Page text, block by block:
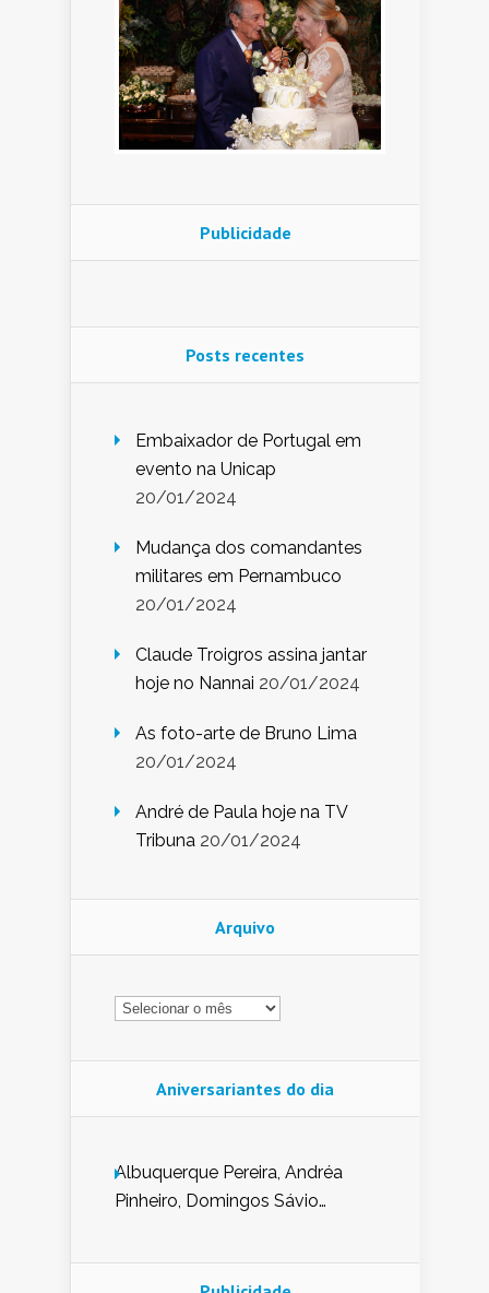
Publicidade
Posts recentes
Embaixador de Portugal em
evento na Unicap
20/01/2024
Mudança dos comandantes
militares em Pernambuco
20/01/2024
Claude Troigros assina jantar
hoje no Nannai 20/01/2024
As foto-arte de Bruno Lima
20/01/2024
André de Paula hoje na TV
Tribuna 20/01/2024
Arquivo
Arquivo
Aniversariantes do dia
Albuquerque Pereira, Andréa
Pinheiro, Domingos Sávio
Nunes de Sena, Fátima Peixoto,